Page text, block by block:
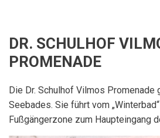
DR. SCHULHOF
PROMENADE
Die Dr. Schulhof Vilmos Promenade
Seebades. Sie führt vom
Fußgängerzone zum Haupteingang